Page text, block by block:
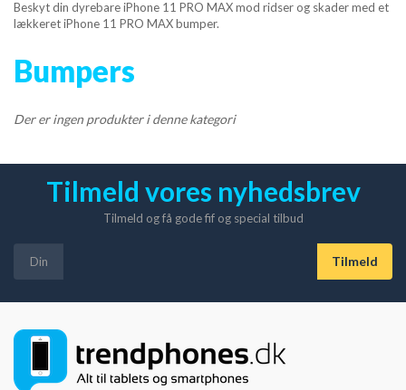
HØRETELEFONER
OPLADER
TRÅDLØSE OPLADER
POWER BANK
Beskyt din dyrebare iPhone 11 PRO MAX mod ridser og skader med et
lækkeret iPhone 11 PRO MAX bumper.
Bumpers
Der er ingen produkter i denne kategori
Tilmeld vores nyhedsbrev
Tilmeld og få gode fif og special tilbud